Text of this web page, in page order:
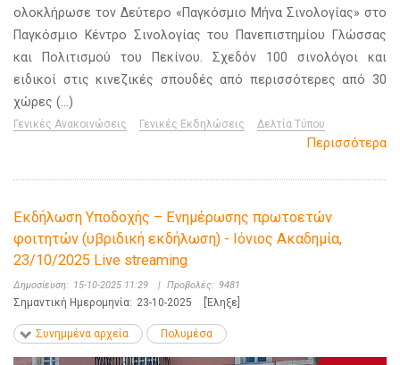
ολοκλήρωσε τον Δεύτερο «Παγκόσμιο Μήνα Σινολογίας» στο
Παγκόσμιο Κέντρο Σινολογίας του Πανεπιστημίου Γλώσσας
και Πολιτισμού του Πεκίνου. Σχεδόν 100 σινολόγοι και
ειδικοί στις κινεζικές σπουδές από περισσότερες από 30
χώρες (...)
Γενικές Ανακοινώσεις Γενικές Εκδηλώσεις Δελτία Τύπου
Περισσότερα
Εκδήλωση Υποδοχής – Ενημέρωσης πρωτοετών
φοιτητών (υβριδική εκδήλωση) - Ιόνιος Ακαδημία,
23/10/2025 Live streaming
Δημοσίευση: 15-10-2025 11:29 | Προβολές: 9481
Σημαντική Ημερομηνία: 23-10-2025 [Έληξε]
Συνημμένα αρχεία Πολυμέσα